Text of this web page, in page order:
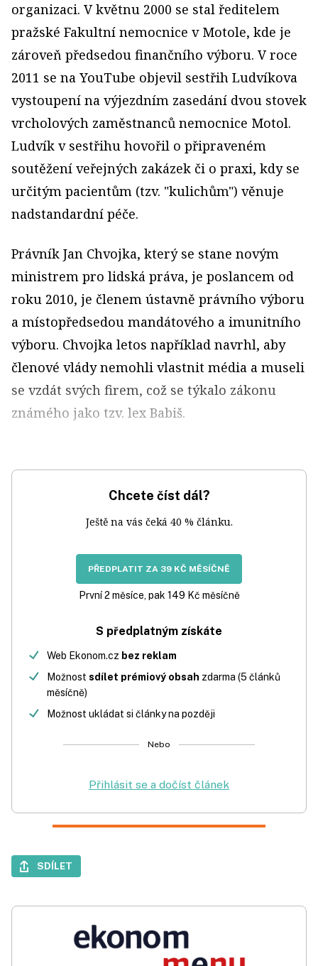
organizaci. V květnu 2000 se stal ředitelem
pražské Fakultní nemocnice v Motole, kde je
zároveň předsedou finančního výboru. V roce
2011 se na YouTube objevil sestřih Ludvíkova
vystoupení na výjezdním zasedání dvou stovek
vrcholových zaměstnanců nemocnice Motol.
Ludvík v sestřihu hovořil o připraveném
soutěžení veřejných zakázek či o praxi, kdy se
určitým pacientům (tzv. "kulichům") věnuje
nadstandardní péče.
Právník Jan Chvojka, který se stane novým
ministrem pro lidská práva, je poslancem od
roku 2010, je členem ústavně právního výboru
a místopředsedou mandátového a imunitního
výboru. Chvojka letos například navrhl, aby
členové vlády nemohli vlastnit média a museli
se vzdát svých firem, což se týkalo zákonu
známého jako tzv. lex Babiš.
Chcete číst dál?
Ještě na vás čeká 40 % článku.
PŘEDPLATIT ZA 39 KČ MĚSÍČNĚ
První 2 měsíce, pak 149 Kč měsíčně
S předplatným získáte
Web Ekonom.cz bez reklam
Možnost sdílet prémiový obsah zdarma (5 článků
měsíčně)
Možnost ukládat si články na později
Nebo
Přihlásit se a dočíst článek
SDÍLET